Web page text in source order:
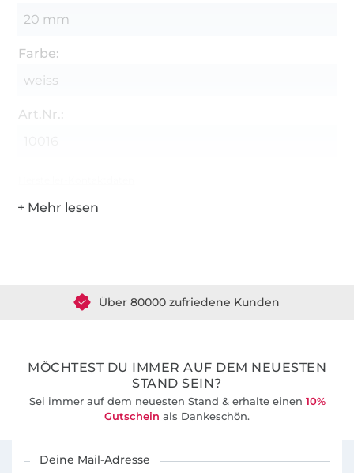
20 mm
Farbe:
weiss
Art.Nr.:
MÖCHTEST DU IMMER AUF DEM NEUESTEN
STAND SEIN?
Sei immer auf dem neuesten Stand & erhalte einen 10%
Gutschein als Dankeschön.
Deine Mail-Adresse